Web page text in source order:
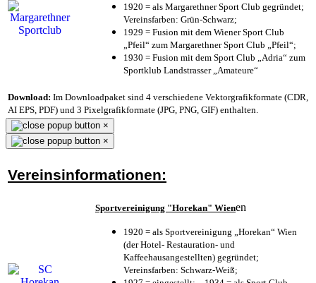
1920 = als Margarethner Sport Club gegründet;
Vereinsfarben: Grün-Schwarz;
1929 = Fusion mit dem Wiener Sport Club
„Pfeil“ zum Margarethner Sport Club „Pfeil“;
1930 = Fusion mit dem Sport Club „Adria“ zum
Sportklub Landstrasser „Amateure“
Download: Im Downloadpaket sind 4 verschiedene Vektorgrafikformate (CDR,
AI EPS, PDF) und 3 Pixelgrafikformate (JPG, PNG, GIF) enthalten.
×
×
Vereinsinformationen:
Sportvereinigung "Horekan" Wienen
1920 = als Sportvereinigung „Horekan“ Wien
(der Hotel- Restauration- und
Kaffeehausangestellten) gegründet;
Vereinsfarben: Schwarz-Weiß;